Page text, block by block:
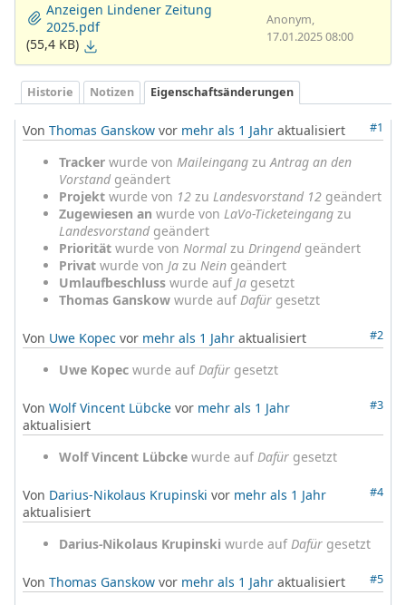
Anzeigen Lindener Zeitung
2025.pdf
(55,4 KB)
Anonym,
17.01.2025 08:00
Historie Notizen Eigenschaftsänderungen
#1
Von Thomas Ganskow vor mehr als 1 Jahr aktualisiert
Tracker wurde von Maileingang zu Antrag an den
Vorstandgeändert
Projekt wurde von 12 zu Landesvorstand 12 geändert
Zugewiesen an wurde von LaVo-Ticketeingang zu
Landesvorstandgeändert
Priorität wurde von Normal zu Dringendgeändert
Privat wurde von Ja zu Nein geändert
Umlaufbeschluss wurde auf Ja gesetzt
Thomas Ganskow wurde auf Dafür gesetzt
#2
Von Uwe Kopec vor mehr als 1 Jahr aktualisiert
Uwe Kopec wurde auf Dafür gesetzt
#3
Von Wolf Vincent Lübcke vor mehr als 1 Jahr
aktualisiert
Wolf Vincent Lübcke wurde auf Dafür gesetzt
#4
Von Darius-Nikolaus Krupinski vor mehr als 1 Jahr
aktualisiert
Darius-Nikolaus Krupinski wurde auf Dafür gesetzt
#5
Von Thomas Ganskow vor mehr als 1 Jahr aktualisiert